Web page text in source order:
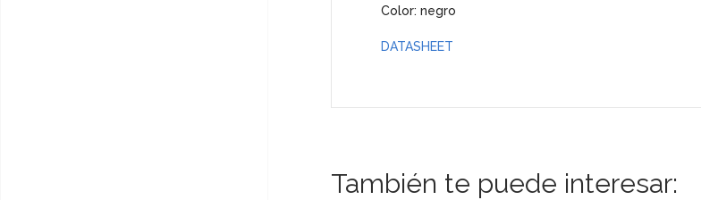
Color: negro
DATASHEET
También te puede interesar: